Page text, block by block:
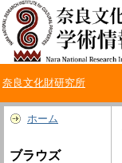
奈良文化財研究所
ホーム
ブラウズ